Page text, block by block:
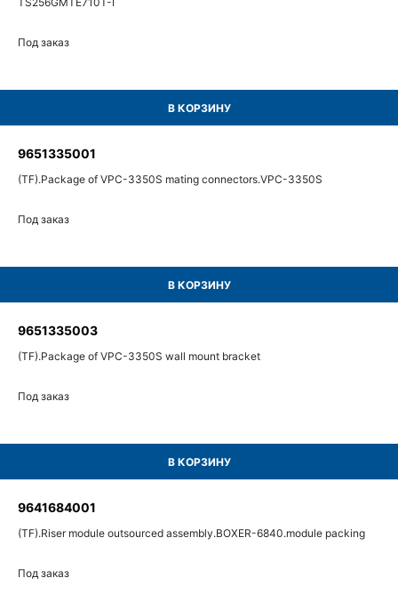
Под заказ
В КОРЗИНУ
9651335001
(TF).Package of VPC-3350S mating connectors.VPC-3350S
Под заказ
В КОРЗИНУ
9651335003
(TF).Package of VPC-3350S wall mount bracket
Под заказ
В КОРЗИНУ
9641684001
(TF).Riser module outsourced assembly.BOXER-6840.module packing
Под заказ